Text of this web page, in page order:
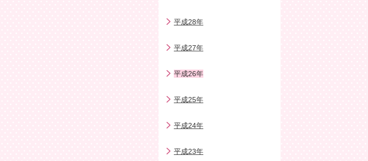
平成28年
平成27年
平成26年
平成25年
平成24年
平成23年